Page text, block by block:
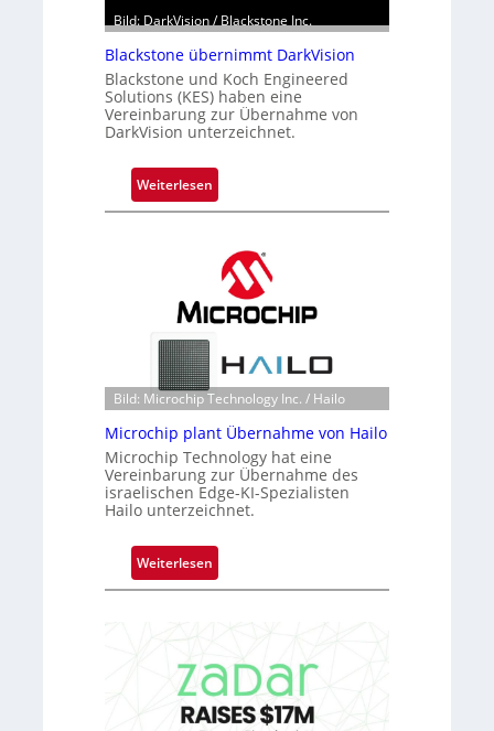
Bild: DarkVision / Blackstone Inc.
Blackstone übernimmt DarkVision
Blackstone und Koch Engineered
Solutions (KES) haben eine
Vereinbarung zur Übernahme von
DarkVision unterzeichnet.
Weiterlesen:
B
s
n
e
ü
b
e
r
m
a
r
k
Bild: Microchip Technology Inc. / Hailo
Microchip plant Übernahme von Hailo
Microchip Technology hat eine
Vereinbarung zur Übernahme des
israelischen Edge-KI-Spezialisten
Hailo unterzeichnet.
Weiterlesen:
M
o
c
h